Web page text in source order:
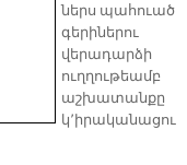
ներս պահուած
գերիներու
վերադարձի
ուղղութեամբ
աշխատանքը
կ՚իրականացու